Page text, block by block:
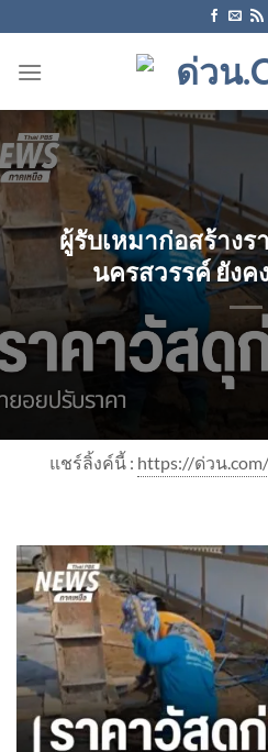
ไป
ผู้รับเหมาก่อสร้างร
นครสวรรค์ ยังค
แชร์ลิ้งค์นี้ : https://ด่วน